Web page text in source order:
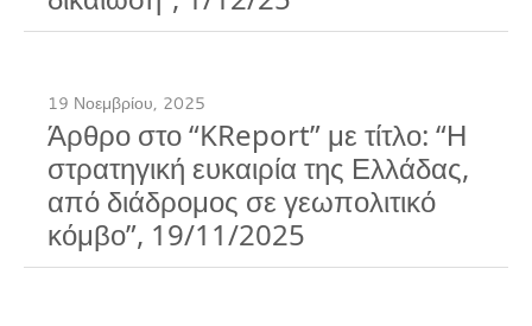
19 Νοεμβρίου, 2025
Άρθρο στο “KReport” με τίτλο: “Η
στρατηγική ευκαιρία της Ελλάδας,
από διάδρομος σε γεωπολιτικό
κόμβο”, 19/11/2025